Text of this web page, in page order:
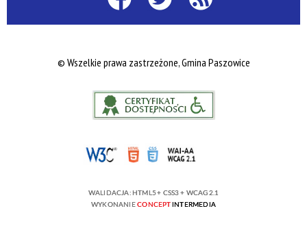
© Wszelkie prawa zastrzeżone, Gmina Paszowice
WALIDACJA: HTML5 + CSS3 + WCAG 2.1
WYKONANIECONCEPT INTERMEDIA